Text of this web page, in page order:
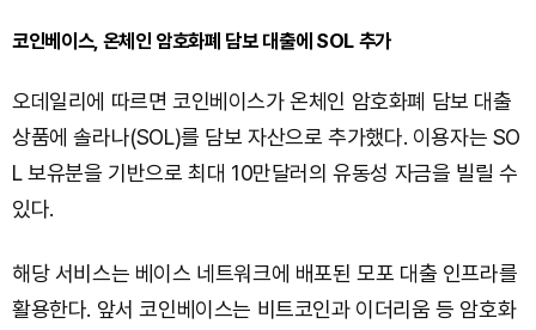
코인베이스, 온체인 암호화폐 담보 대출에 SOL 추가
오데일리에 따르면 코인베이스가 온체인 암호화폐 담보 대출
상품에 솔라나(SOL)를 담보 자산으로 추가했다. 이용자는 SO
L 보유분을 기반으로 최대 10만달러의 유동성 자금을 빌릴 수
있다.
해당 서비스는 베이스 네트워크에 배포된 모포 대출 인프라를
활용한다. 앞서 코인베이스는 비트코인과 이더리움 등 암호화